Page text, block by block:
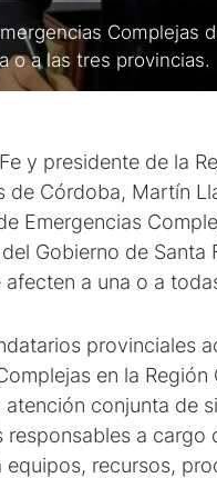
o a las tres provincias.
y presidente de la
de Córdoba, Martín
Emergencias
Gobierno de
a una o a
provinciales
en la
conjunta de
responsables a
recursos,